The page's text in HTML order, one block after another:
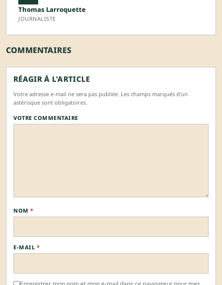
Thomas Larroquette
JOURNALISTE
COMMENTAIRES
RÉAGIR À L'ARTICLE
Votre adresse e-mail ne sera pas publiée. Les champs marqués d'un
astérisque sont obligatoires.
VOTRE COMMENTAIRE
NOM *
E-MAIL *